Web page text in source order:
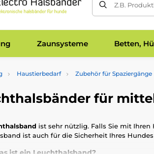
Z.B.
Zaunsysteme Betten,
Haustierbedarf Zubehör für Spaziergänge
für
ist sehr nützlig. Falls Sie mit
ist auch für die Sicherheit Ihres